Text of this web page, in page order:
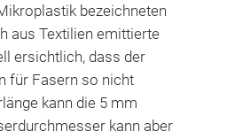
bezeichneten
aus Textilien emittierte
ersichtlich, dass der
für Fasern so nicht
kann die 5 mm
kann aber